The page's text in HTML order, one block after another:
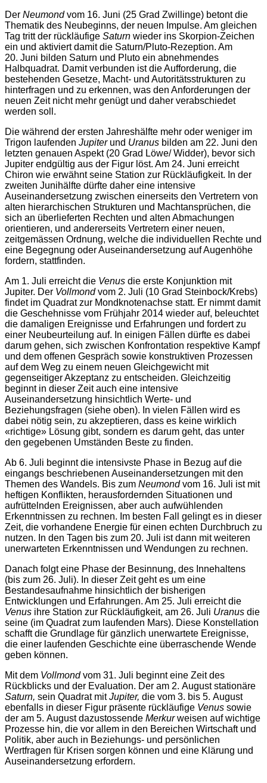
Der Neumondvom 16. Juni (25 Grad Zwillinge) betont die
Thematik des Neubeginns, der neuen Impulse. Am gleichen
Tag tritt der rückläufige Saturn wieder ins Skorpion-Zeichen
ein und aktiviert damit die Saturn/Pluto-Rezeption. Am
20. Juni bilden Saturn und Pluto ein abnehmendes
Halbquadrat. Damit verbunden ist die Aufforderung, die
bestehenden Gesetze, Macht- und Autoritätsstrukturen zu
hinterfragen und zu erkennen, was den Anforderungen der
neuen Zeit nicht mehr genügt und daher verabschiedet
werden soll.
Die während der ersten Jahreshälfte mehr oder weniger im
Trigon laufenden Jupiterund Uranus bilden am 22. Juni den
letzten genauen Aspekt (20 Grad Löwe/ Widder), bevor sich
Jupiter endgültig aus der Figur löst. Am 24. Juni erreicht
Chiron wie erwähnt seine Station zur Rückläufigkeit. In der
zweiten Junihälfte dürfte daher eine intensive
Auseinandersetzung zwischen einerseits den Vertretern von
alten hierarchischen Strukturen und Machtansprüchen, die
sich an überlieferten Rechten und alten Abmachungen
orientieren, und andererseits Vertretern einer neuen,
zeitgemässen Ordnung, welche die individuellen Rechte und
eine Begegnung oder Auseinandersetzung auf Augenhöhe
fordern, stattfinden.
Am 1. Juli erreicht die Venus die erste Konjunktion mit
Jupiter. Der Vollmondvom 2. Juli (10 Grad Steinbock/Krebs)
findet im Quadrat zur Mondknotenachse statt. Er nimmt damit
die Geschehnisse vom Frühjahr 2014 wieder auf, beleuchtet
die damaligen Ereignisse und Erfahrungen und fordert zu
einer Neubeurteilung auf. In einigen Fällen dürfte es dabei
darum gehen, sich zwischen Konfrontation respektive Kampf
und dem offenen Gespräch sowie konstruktiven Prozessen
auf dem Weg zu einem neuen Gleichgewicht mit
gegenseitiger Akzeptanz zu entscheiden. Gleichzeitig
beginnt in dieser Zeit auch eine intensive
Auseinandersetzung hinsichtlich Werte- und
Beziehungsfragen (siehe oben). In vielen Fällen wird es
dabei nötig sein, zu akzeptieren, dass es keine wirklich
«richtige» Lösung gibt, sondern es darum geht, das unter
den gegebenen Umständen Beste zu finden.
Ab 6. Juli beginnt die intensivste Phase in Bezug auf die
eingangs beschriebenen Auseinandersetzungen mit den
Themen des Wandels. Bis zum Neumondvom 16. Juli ist mit
heftigen Konflikten, herausfordernden Situationen und
aufrüttelnden Ereignissen, aber auch aufwühlenden
Erkenntnissen zu rechnen. Im besten Fall gelingt es in dieser
Zeit, die vorhandene Energie für einen echten Durchbruch zu
nutzen. In den Tagen bis zum 20. Juli ist dann mit weiteren
unerwarteten Erkenntnissen und Wendungen zu rechnen.
Danach folgt eine Phase der Besinnung, des Innehaltens
(bis zum 26. Juli). In dieser Zeit geht es um eine
Bestandesaufnahme hinsichtlich der bisherigen
Entwicklungen und Erfahrungen. Am 25. Juli erreicht die
Venus ihre Station zur Rückläufigkeit, am 26. Juli Uranus die
seine (im Quadrat zum laufenden Mars). Diese Konstellation
schafft die Grundlage für gänzlich unerwartete Ereignisse,
die einer laufenden Geschichte eine überraschende Wende
geben können.
Mit dem Vollmondvom 31. Juli beginnt eine Zeit des
Rückblicks und der Evaluation. Der am 2. August stationäre
Saturn, sein Quadrat mitJupiter, die vom 3. bis 5. August
ebenfalls in dieser Figur präsente rückläufige Venus sowie
der am 5. August dazustossende Merkurweisen auf wichtige
Prozesse hin, die vor allem in den Bereichen Wirtschaft und
Politik, aber auch in Beziehungs- und persönlichen
Wertfragen für Krisen sorgen können und eine Klärung und
Auseinandersetzung erfordern.